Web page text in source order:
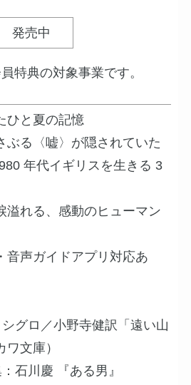
発売中
特典の対象事業です。
ひと夏の記憶
ぶる〈嘘〉が隠されていた
年代イギリスを生きる 3
溢れる、感動のヒューマン
音声ガイドアプリ対応あ
グロ／小野寺健訳「遠い山
文庫）
石川慶 『ある男』